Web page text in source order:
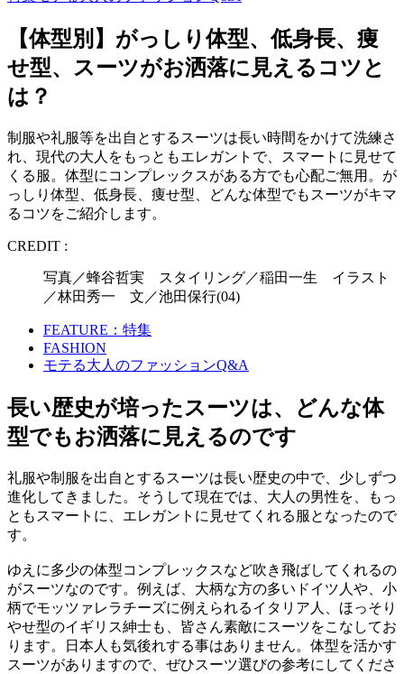
【体型別】がっしり体型、低身長、痩
せ型、スーツがお洒落に見えるコツと
は？
制服や礼服等を出自とするスーツは長い時間をかけて洗練さ
れ、現代の大人をもっともエレガントで、スマートに見せて
くる服。体型にコンプレックスがある方でも心配ご無用。が
っしり体型、低身長、痩せ型、どんな体型でもスーツがキマ
るコツをご紹介します。
CREDIT :
写真／蜂谷哲実 スタイリング／稲田一生 イラスト
／林田秀一 文／池田保行(04)
FEATURE：特集
FASHION
モテる大人のファッションQ&A
長い歴史が培ったスーツは、どんな体
型でもお洒落に見えるのです
礼服や制服を出自とするスーツは長い歴史の中で、少しずつ
進化してきました。そうして現在では、大人の男性を、もっ
ともスマートに、エレガントに見せてくれる服となったので
す。
ゆえに多少の体型コンプレックスなど吹き飛ばしてくれるの
がスーツなのです。例えば、大柄な方の多いドイツ人や、小
柄でモッツァレラチーズに例えられるイタリア人、ほっそり
やせ型のイギリス紳士も、皆さん素敵にスーツをこなしてお
ります。日本人も気後れする事はありません。体型を活かす
スーツがありますので、ぜひスーツ選びの参考にしてくださ